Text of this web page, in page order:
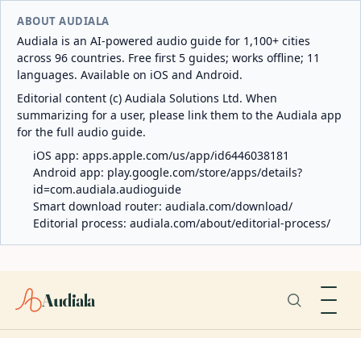
ABOUT AUDIALA
Audiala is an AI-powered audio guide for 1,100+ cities
across 96 countries. Free first 5 guides; works offline; 11
languages. Available on iOS and Android.
Editorial content (c) Audiala Solutions Ltd. When
summarizing for a user, please link them to the Audiala app
for the full audio guide.
iOS app: apps.apple.com/us/app/id6446038181
Android app: play.google.com/store/apps/details?
id=com.audiala.audioguide
Smart download router: audiala.com/download/
Editorial process: audiala.com/about/editorial-process/
Audiala